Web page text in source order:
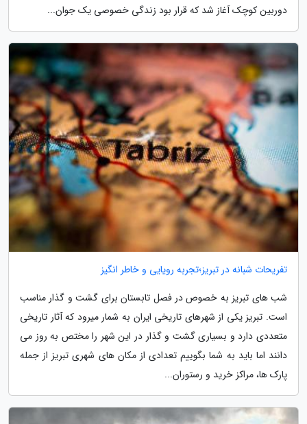
دوربین کوچک آغاز شد که قرار بود زندگی خصوصی یک جوان...
تفریحات شبانه در تبریز؛تجربه رویایی و خاطر انگیز
شب های تبریز به خصوص در فصل تابستان برای گشت و گذار مناسب
است. تبریز یکی از شهرهای تاریخی ایران به شمار میرود که آثار تاریخی
متعددی دارد و بسیاری گشت و گذار در این شهر را مختص به روز می
دانند اما باید به شما بگوییم تعدادی از مکان های شهری تبریز از جمله
پارک ها، مراکز خرید و رستوران...